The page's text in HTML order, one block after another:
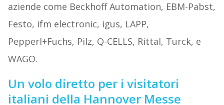
aziende come Beckhoff Automation, EBM-Pabst,
Festo, ifm electronic, igus, LAPP,
Pepperl+Fuchs, Pilz, Q-CELLS, Rittal, Turck, e
WAGO.
Un volo diretto per i visitatori
italiani della Hannover Messe